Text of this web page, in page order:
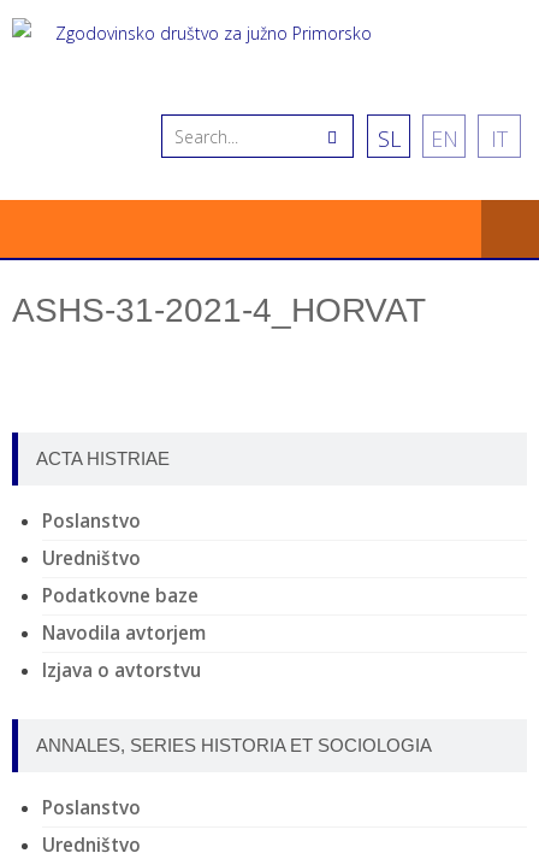
SL EN IT
ASHS-31-2021-4_HORVAT
ACTA HISTRIAE
Poslanstvo
Uredništvo
Podatkovne baze
Navodila avtorjem
Izjava o avtorstvu
ANNALES, SERIES HISTORIA ET SOCIOLOGIA
Poslanstvo
Uredništvo